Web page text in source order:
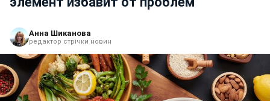
Анна Шиканова
редактор стрічки новин